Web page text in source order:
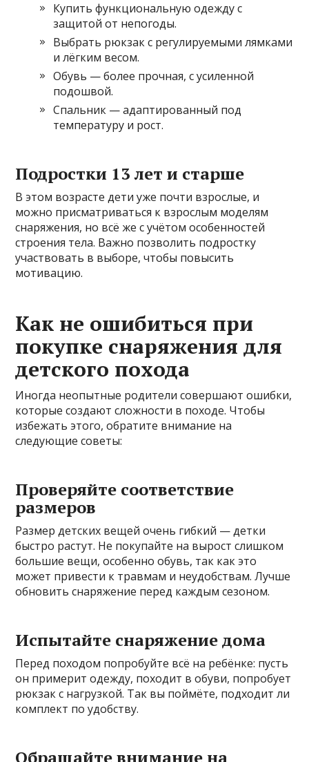
Купить функциональную одежду с
защитой от непогоды.
Выбрать рюкзак с регулируемыми лямками
и лёгким весом.
Обувь — более прочная, с усиленной
подошвой.
Спальник — адаптированный под
температуру и рост.
Подростки 13 лет и старше
В этом возрасте дети уже почти взрослые, и
можно присматриваться к взрослым моделям
снаряжения, но всё же с учётом особенностей
строения тела. Важно позволить подростку
участвовать в выборе, чтобы повысить
мотивацию.
Как не ошибиться при
покупке снаряжения для
детского похода
Иногда неопытные родители совершают ошибки,
которые создают сложности в походе. Чтобы
избежать этого, обратите внимание на
следующие советы:
Проверяйте соответствие
размеров
Размер детских вещей очень гибкий — детки
быстро растут. Не покупайте на вырост слишком
большие вещи, особенно обувь, так как это
может привести к травмам и неудобствам. Лучше
обновить снаряжение перед каждым сезоном.
Испытайте снаряжение дома
Перед походом попробуйте всё на ребёнке: пусть
он примерит одежду, походит в обуви, попробует
рюкзак с нагрузкой. Так вы поймёте, подходит ли
комплект по удобству.
Обращайте внимание на